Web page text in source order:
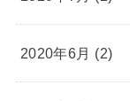
2020年6月 (2)